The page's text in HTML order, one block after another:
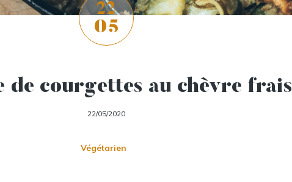
22
05
de courgettes au chèvre frais
22/05/2020
Végétarien